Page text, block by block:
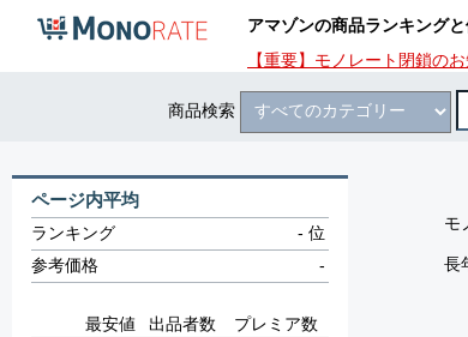
アマゾンの商品ランキング
【重要】モノレート閉鎖の
商品検索
モ
長
ページ内平均
ランキング -位
参考価格
-
最安値 出品者数
プレミア数